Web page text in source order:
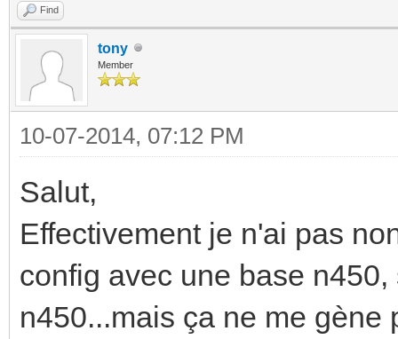
Find
tony
Member
10-07-2014, 07:12 PM
Salut,
Effectivement je n'ai pas
config avec une base
n450...mais ça ne me gène